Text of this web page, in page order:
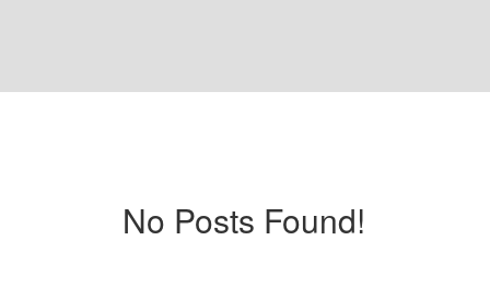
No Posts Found!